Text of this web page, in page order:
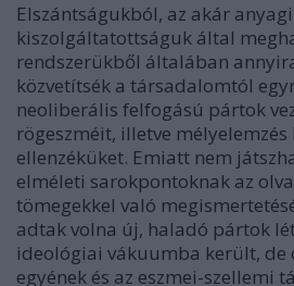
Elszántságukból, az akár
kiszolgáltatottságuk által
rendszerükből általában
közvetítsék a társadalomtól
neoliberális felfogású pártok
rögeszméit, illetve
ellenzéküket. Emiatt nem
elméleti sarokpontoknak az
tömegekkel való
adtak volna új, haladó pártok
ideológiai vákuumba került, de
egyének és az eszmei-szellemi